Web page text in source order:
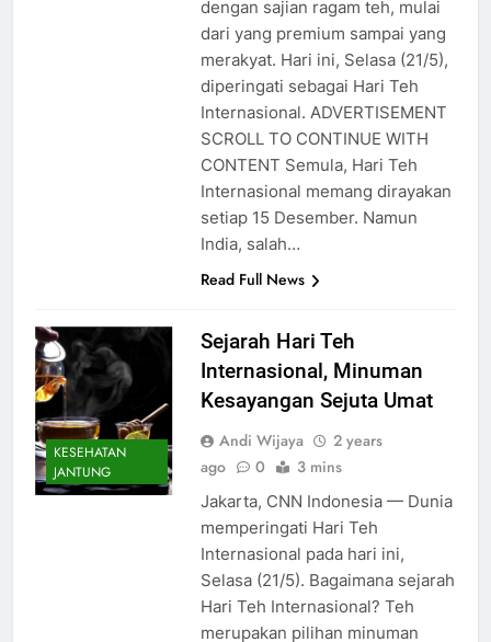
dengan sajian ragam teh, mulai
dari yang premium sampai yang
merakyat. Hari ini, Selasa (21/5),
diperingati sebagai Hari Teh
Internasional. ADVERTISEMENT
SCROLL TO CONTINUE WITH
CONTENT Semula, Hari Teh
Internasional memang dirayakan
setiap 15 Desember. Namun
India, salah…
Read Full News
KESEHATAN
JANTUNG
Sejarah Hari Teh
Internasional, Minuman
Kesayangan Sejuta Umat
Andi Wijaya
2 years
ago
0 3 mins
Jakarta, CNN Indonesia — Dunia
memperingati Hari Teh
Internasional pada hari ini,
Selasa (21/5). Bagaimana sejarah
Hari Teh Internasional? Teh
merupakan pilihan minuman